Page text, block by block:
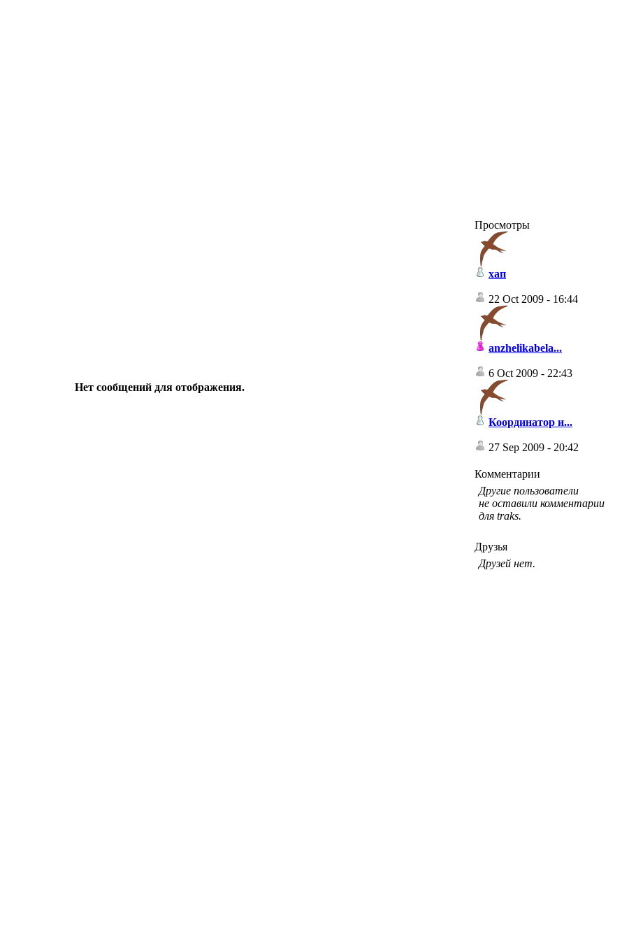
Нет сообщений для отображения.
Просмотры
хап
22 Oct 2009 - 16:44
anzhelikabela...
6 Oct 2009 - 22:43
Координатор и...
27 Sep 2009 - 20:42
Комментарии
Другие пользователи
не оставили комментарии
для traks.
Друзья
Друзей нет.